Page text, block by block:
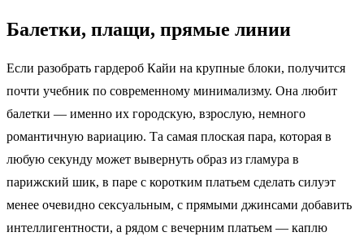
Балетки, плащи, прямые линии
Если разобрать гардероб Кайи на крупные блоки, получится
почти учебник по современному минимализму. Она любит
балетки — именно их городскую, взрослую, немного
романтичную вариацию. Та самая плоская пара, которая в
любую секунду может вывернуть образ из гламура в
парижский шик, в паре с коротким платьем сделать силуэт
менее очевидно сексуальным, с прямыми джинсами добавить
интеллигентности, а рядом с вечерним платьем — каплю